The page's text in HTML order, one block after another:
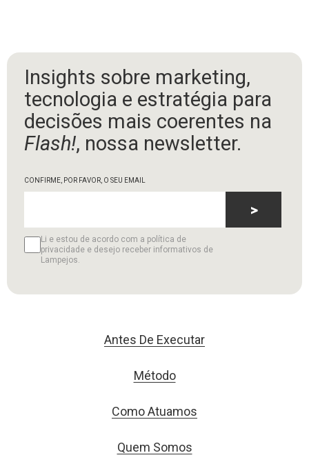
Insights sobre marketing,
tecnologia e estratégia para
decisões mais coerentes na
Flash!, nossa newsletter.
CONFIRME, POR FAVOR, O SEU EMAIL
Li e estou de acordo com a política de
privacidade e desejo receber informativos de
Lampejos.
>
Antes De Executar
Método
Como Atuamos
Quem Somos